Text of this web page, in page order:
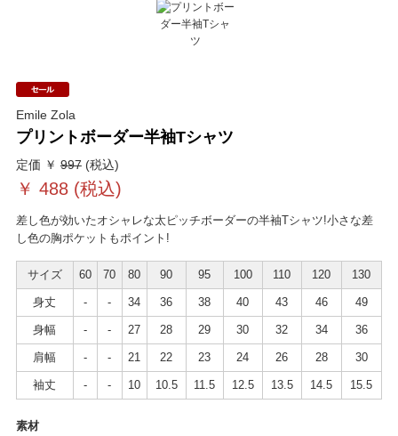
Emile Zola
プリントボーダー半袖Tシャツ
定価 ￥ 997(税込)
￥ 488(税込)
差し色が効いたオシャレな太ピッチボーダーの半袖Tシャツ!小さな差
し色の胸ポケットもポイント!
サイズ 60 70 80 90 95 100 110 120 130
身丈 - - 34 36 38 40 43 46 49
身幅 - - 27 28 29 30 32 34 36
肩幅 - - 21 22 23 24 26 28 30
袖丈 - - 10 10.5 11.5 12.5 13.5 14.5 15.5
素材